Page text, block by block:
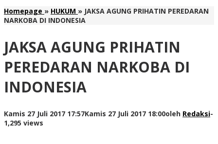
Homepage » HUKUM » JAKSA AGUNG PRIHATIN PEREDARAN
NARKOBA DI INDONESIA
JAKSA AGUNG PRIHATIN
PEREDARAN NARKOBA DI
INDONESIA
Kamis 27 Juli 2017 17:57Kamis 27 Juli 2017 18:00oleh Redaksi-
1,295 views